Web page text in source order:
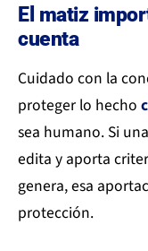
El matiz
cuenta
Cuidado con la
proteger lo hecho
sea humano. Si
edita y aporta
genera, esa
protección.